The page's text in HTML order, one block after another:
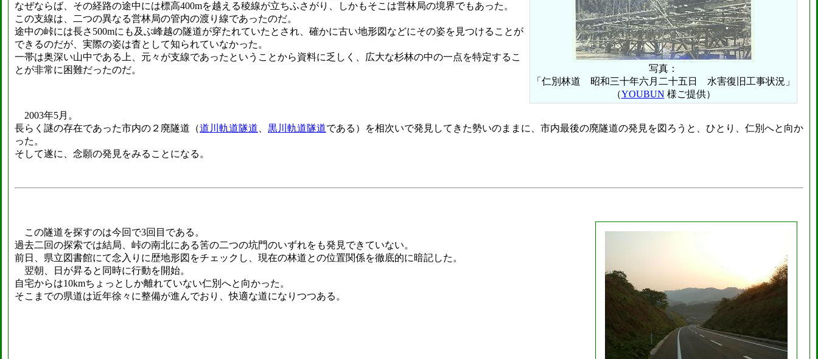
写真：
「仁別林道 昭和三十年六月二十五日 水害復旧工事状況」
（YOUBUN 様ご提供）
なぜならば、その経路の途中には標高400mを越える稜線が立ちふさがり、しかもそこは営林局の境界でもあった。
この支線は、二つの異なる営林局の管内の渡り線であったのだ。
途中の峠には長さ500mにも及ぶ峰越の隧道が穿たれていたとされ、確かに古い地形図などにその姿を見つけることが
できるのだが、実際の姿は杳として知られていなかった。
一帯は奥深い山中である上、元々が支線であったということから資料に乏しく、広大な杉林の中の一点を特定するこ
とが非常に困難だったのだ。
2003年5月。
長らく謎の存在であった市内の２廃隧道（道川軌道隧道 黒川軌道隧道である）を相次いで発見してきた勢いのままに、市内最後の廃隧道の発見を図ろうと、ひとり、仁別へと向か
った。
そして遂に、念願の発見をみることになる。
この隧道を探すのは今回で3回目である。
過去二回の探索では結局、峠の南北にある筈の二つの坑門のいずれをも発見できていない。
前日、県立図書館にて念入りに歴地形図をチェックし、現在の林道との位置関係を徹底的に暗記した。
翌朝、日が昇ると同時に行動を開始。
自宅からは10kmちょっとしか離れていない仁別へと向かった。
そこまでの県道は近年徐々に整備が進んでおり、快適な道になりつつある。